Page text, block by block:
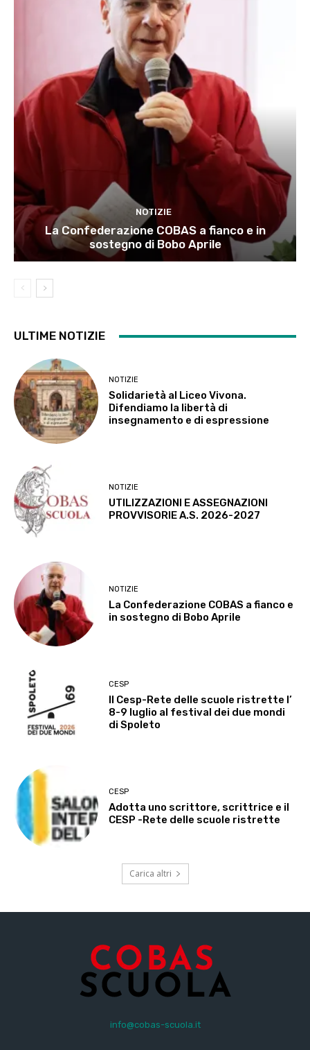
NOTIZIE
La Confederazione COBAS a fianco e in
sostegno di Bobo Aprile
ULTIME NOTIZIE
NOTIZIE
Solidarietà al Liceo Vivona.
Difendiamo la libertà di
insegnamento e di espressione
NOTIZIE
UTILIZZAZIONI E ASSEGNAZIONI
PROVVISORIE A.S. 2026-2027
NOTIZIE
La Confederazione COBAS a fianco e
in sostegno di Bobo Aprile
CESP
Il Cesp-Rete delle scuole ristrette l’
8-9 luglio al festival dei due mondi
di Spoleto
CESP
Adotta uno scrittore, scrittrice e il
CESP -Rete delle scuole ristrette
Carica altri
info@cobas-scuola.it